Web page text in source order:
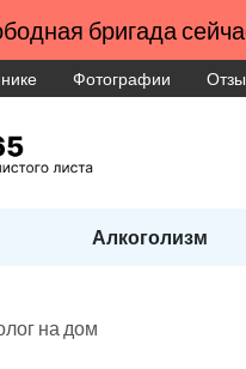
бригада
Фотографии
Алкоголизм
на дом